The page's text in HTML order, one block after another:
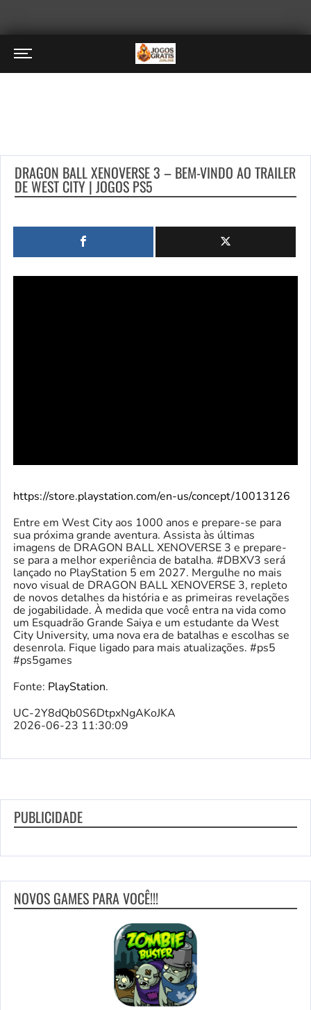
DRAGON BALL XENOVERSE 3 – BEM-VINDO AO TRAILER
DE WEST CITY | JOGOS PS5
https://store.playstation.com/en-us/concept/10013126
Entre em West City aos 1000 anos e prepare-se para
sua próxima grande aventura. Assista às últimas
imagens de DRAGON BALL XENOVERSE 3 e prepare-
se para a melhor experiência de batalha. #DBXV3 será
lançado no PlayStation 5 em 2027. Mergulhe no mais
novo visual de DRAGON BALL XENOVERSE 3, repleto
de novos detalhes da história e as primeiras revelações
de jogabilidade. À medida que você entra na vida como
um Esquadrão Grande Saiya e um estudante da West
City University, uma nova era de batalhas e escolhas se
desenrola. Fique ligado para mais atualizações. #ps5
#ps5games
Fonte: PlayStation.
UC-2Y8dQb0S6DtpxNgAKoJKA
2026-06-23 11:30:09
PUBLICIDADE
NOVOS GAMES PARA VOCÊ!!!